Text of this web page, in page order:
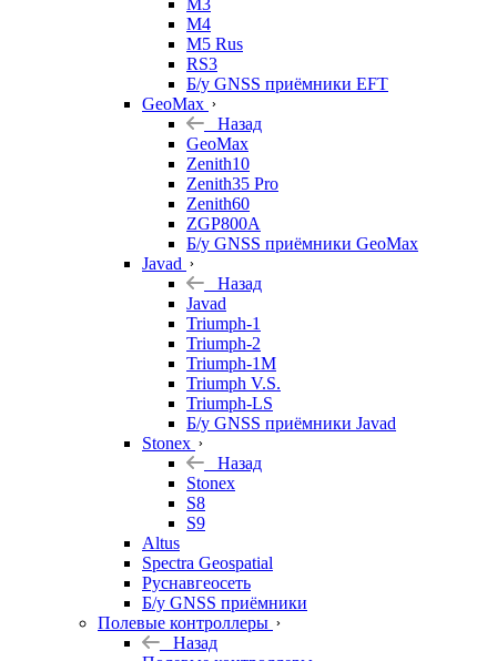
M3
M4
M5 Rus
RS3
Б/у GNSS приёмники EFT
GeoMax
Назад
GeoMax
Zenith10
Zenith35 Pro
Zenith60
ZGP800A
Б/у GNSS приёмники GeoMax
Javad
Назад
Javad
Triumph-1
Triumph-2
Triumph-1M
Triumph V.S.
Triumph-LS
Б/у GNSS приёмники Javad
Stonex
Назад
Stonex
S8
S9
Altus
Spectra Geospatial
Руснавгеосеть
Б/у GNSS приёмники
Полевые контроллеры
Назад